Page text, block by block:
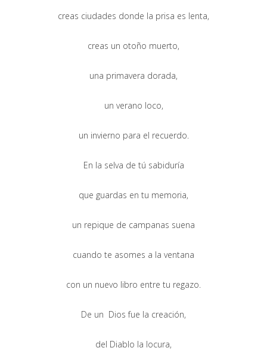
creas ciudades donde la prisa es lenta,
creas un otoño muerto,
una primavera dorada,
un verano loco,
un invierno para el recuerdo.
En la selva de tú sabiduría
que guardas en tu memoria,
un repique de campanas suena
cuando te asomes a la ventana
con un nuevo libro entre tu regazo.
De un Dios fue la creación,
del Diablo la locura,